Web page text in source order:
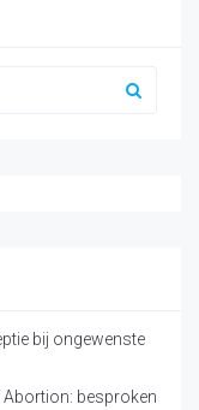
bij ongewenste
besproken